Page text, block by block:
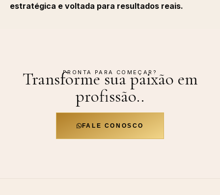
estratégica e voltada para resultados reais.
PRONTA PARA COMEÇAR?
Transforme sua paixão em
profissão..
FALE CONOSCO